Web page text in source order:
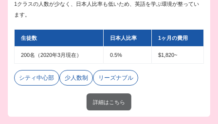
1クラスの人数が少なく、日本人比率も低いため、英語を学ぶ環境が整ってい
ます。
生徒数 日本人比率 1ヶ月の費用
200名（2020年3月現在） 0.5% $1,820~
シティ中心部 少人数制 リーズナブル
詳細はこちら